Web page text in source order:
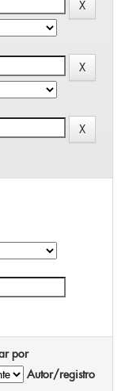
por
Autor/registro